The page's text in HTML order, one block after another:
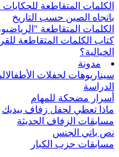
الكلمات المتقاطعة للحكايات
باتجاه الصين حسب التاريخ
الكلمات المتقاطعة
كتاب الكلمات المتقاطعة
الخيالية؟
مدونة
سيناريوهات لحفلات الأطفال
الدراسة
أسرار مضحكة للمهام
ماذا تعطي لحفل زفاف بيديك
مسابقات الزفاف الحديثة
نص باتي الجنس
مسابقات حزب الكبار